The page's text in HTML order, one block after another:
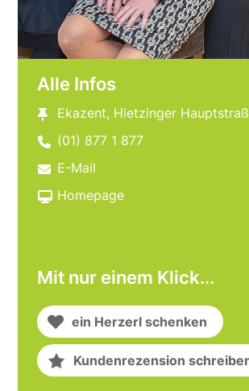
Alle Infos
Ekazent, Hietzinger
(01) 877 1 877
E-Mail
Homepage
Mit nur einem Klick...
ein Herzerl schenken
Kundenrezension